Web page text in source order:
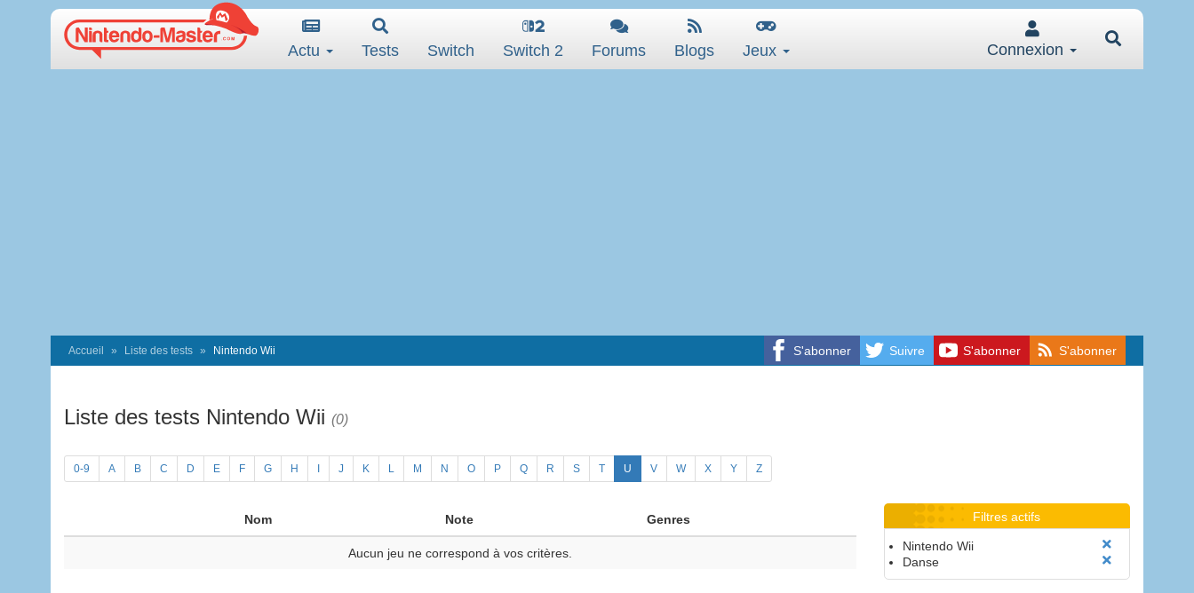
Actu Tests Switch Switch 2 Forums Blogs Jeux Connexion
S'abonner Suivre S'abonner S'abonner
Accueil Liste des tests Nintendo Wii
Liste des tests Nintendo Wii (0)
0-9 A B C D E F G H J K L M N O P Q R S T U V W X Y Z
Nom Note Genres
Aucun jeu ne correspond à vos critères.
Filtres actifs
Nintendo Wii
Danse